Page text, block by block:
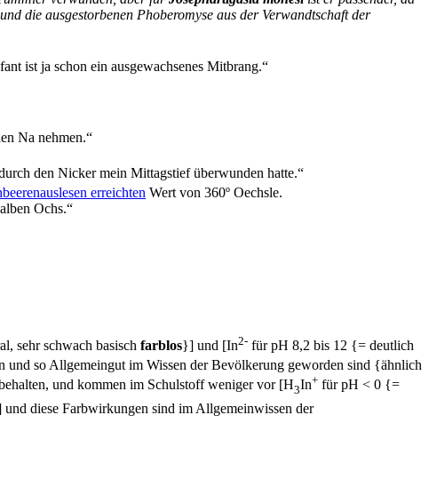
die ausgestorbenen Phoberomyse aus der Verwandtschaft der
ist ja schon ein ausgewachsenes Mitbrang.“
Na nehmen.“
den Nicker mein Mittagstief überwunden hatte.“
erreichten Wert von 360º Oechsle.
Ochs.“
sehr schwach basisch farblos}] und [In2- für pH 8,2 bis 12 {= deutlich
so Allgemeingut im Wissen der Bevölkerung geworden sind {ähnlich
und kommen im Schulstoff weniger vor [H3In+ für pH < 0 {=
und diese Farbwirkungen sind im Allgemeinwissen der